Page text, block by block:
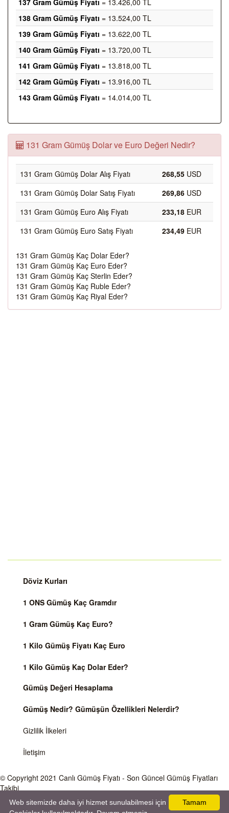
137 Gram Gümüş Fiyatı = 13.426,00 TL
138 Gram Gümüş Fiyatı = 13.524,00 TL
139 Gram Gümüş Fiyatı = 13.622,00 TL
140 Gram Gümüş Fiyatı = 13.720,00 TL
141 Gram Gümüş Fiyatı = 13.818,00 TL
142 Gram Gümüş Fiyatı = 13.916,00 TL
143 Gram Gümüş Fiyatı = 14.014,00 TL
131 Gram Gümüş Dolar ve Euro Değeri Nedir?
131 Gram Gümüş Dolar Alış Fiyatı 268,55 USD
131 Gram Gümüş Dolar Satış Fiyatı
269,86 USD
131 Gram Gümüş Euro Alış Fiyatı
233,18 EUR
131 Gram Gümüş Euro Satış Fiyatı
234,49 EUR
131 Gram Gümüş Kaç Dolar Eder?
131 Gram Gümüş Kaç Euro Eder?
131 Gram Gümüş Kaç Sterlin Eder?
131 Gram Gümüş Kaç Ruble Eder?
131 Gram Gümüş Kaç Riyal Eder?
Döviz Kurları
1 ONS Gümüş Kaç Gramdır
1 Gram Gümüş Kaç Euro?
1 Kilo Gümüş Fiyatı Kaç Euro
1 Kilo Gümüş Kaç Dolar Eder?
Gümüş Değeri Hesaplama
Gümüş Nedir? Gümüşün Özellikleri Nelerdir?
Gizlilik İlkeleri
İletişim
© Copyright 2021 Canlı Gümüş Fiyatı - Son Güncel Gümüş Fiyatları
Takibi
Önemli Uyarı
Gümüş fiyatları ve Döviz Kurları, Dünya piyasalarında işlem gören ve anlık değişen
Tamam
Web sitemizde daha iyi hizmet sunulabilmesi için